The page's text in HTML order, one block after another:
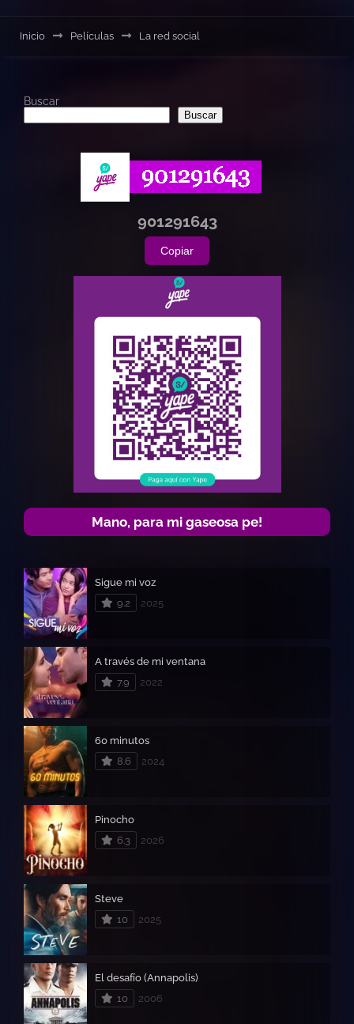
Inicio Películas La red social
Buscar
Buscar
901291643
Copiar
Mano, para mi gaseosa pe!
Sigue mi voz
9.2
2025
A través de mi ventana
7.9
2022
60 minutos
8.6
2024
Pinocho
6.3
2026
Steve
10
2025
El desafío (Annapolis)
10
2006